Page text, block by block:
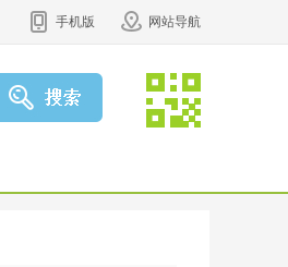
手机版 网站导航